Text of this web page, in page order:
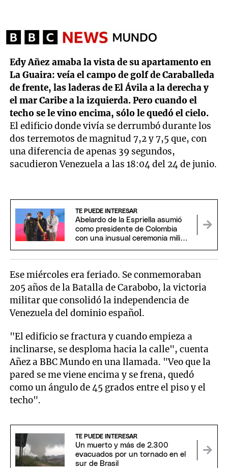
Edy Añez amaba la vista de su apartamento en
La Guaira: veía el campo de golf de Caraballeda
de frente, las laderas de El Ávila a la derecha y
el mar Caribe a la izquierda. Pero cuando el
techo se le vino encima, sólo le quedó el cielo.
El edificio donde vivía se derrumbó durante los
dos terremotos de magnitud 7,2 y 7,5 que, con
una diferencia de apenas 39 segundos,
sacudieron Venezuela a las 18:04 del 24 de junio.
TE PUEDE INTERESAR
Abelardo de la Espriella asumió
como presidente de Colombia
con una inusual ceremonia militar
Ese miércoles era feriado. Se conmemoraban
205 años de la Batalla de Carabobo, la victoria
militar que consolidó la independencia de
Venezuela del dominio español.
"El edificio se fractura y cuando empieza a
inclinarse, se desploma hacia la calle", cuenta
Añez a BBC Mundo en una llamada. "Veo que la
pared se me viene encima y se frena, quedó
como un ángulo de 45 grados entre el piso y el
techo".
TE PUEDE INTERESAR
Un muerto y más de 2.300
evacuados por un tornado en el
sur de Brasil